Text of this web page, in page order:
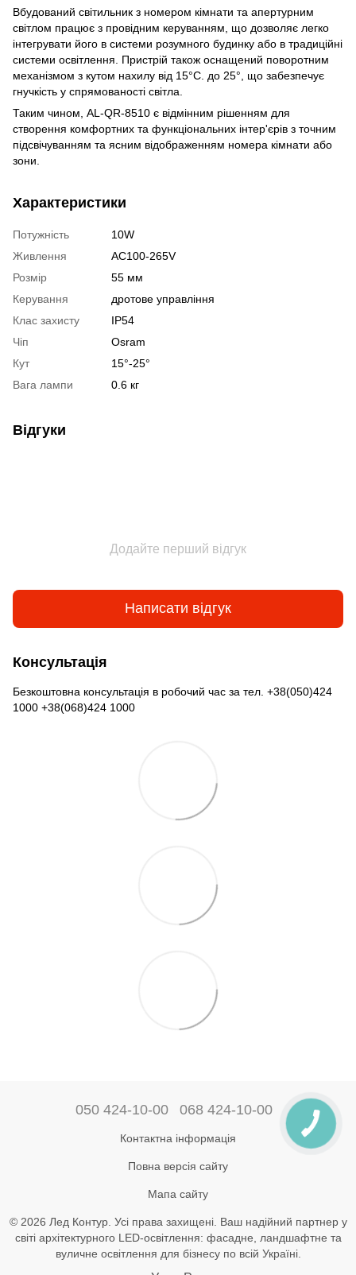
Вбудований світильник з номером кімнати та апертурним
світлом працює з провідним керуванням, що дозволяє легко
інтегрувати його в системи розумного будинку або в традиційні
системи освітлення. Пристрій також оснащений поворотним
механізмом з кутом нахилу від 15°С. до 25°, що забезпечує
гнучкість у спрямованості світла.
Таким чином, AL-QR-8510 є відмінним рішенням для
створення комфортних та функціональних інтер'єрів з точним
підсвічуванням та ясним відображенням номера кімнати або
зони.
Характеристики
Потужність
10W
Живлення
AC100-265V
Розмір
55 мм
Керування
дротове управління
Клас захисту
IP54
Чіп
Osram
Кут
15°-25°
Вага лампи
0.6 кг
Відгуки
Додайте перший відгук
Написати відгук
Консультація
Безкоштовна консультація в робочий час за тел. +38(050)424
1000 +38(068)424 1000
050 424-10-00 068 424-10-00
Контактна інформація
Повна версія сайту
Мапа сайту
© 2026 Лед Контур. Усі права захищені. Ваш надійний партнер у
світі архітектурного LED-освітлення: фасадне, ландшафтне та
вуличне освітлення для бізнесу по всій Україні.